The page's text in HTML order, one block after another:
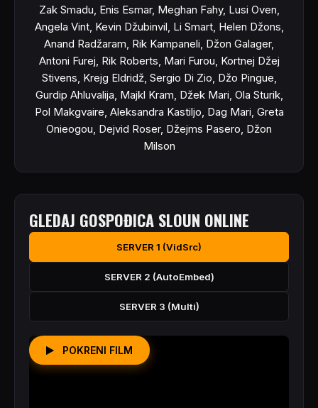
Zak Smadu, Enis Esmar, Meghan Fahy, Lusi Oven,
Angela Vint, Kevin Džubinvil, Li Smart, Helen Džons,
Anand Radžaram, Rik Kampaneli, Džon Galager,
Antoni Furej, Rik Roberts, Mari Furou, Kortnej Džej
Stivens, Krejg Eldridž, Sergio Di Zio, Džo Pingue,
Gurdip Ahluvalija, Majkl Kram, Džek Mari, Ola Sturik,
Pol Makgvaire, Aleksandra Kastiljo, Dag Mari, Greta
Onieogou, Dejvid Roser, Džejms Pasero, Džon
Milson
GLEDAJ GOSPOĐICA SLOUN ONLINE
SERVER 1 (VidSrc)
SERVER 2 (AutoEmbed)
SERVER 3 (Multi)
POKRENI FILM